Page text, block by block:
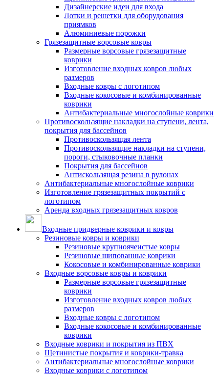
Дизайнерские идеи для входа
Лотки и решетки для оборудования
приямков
Алюминиевые порожки
Грязезащитные ворсовые ковры
Размерные ворсовые грязезащитные
коврики
Изготовление входных ковров любых
размеров
Входные ковры с логотипом
Входные кокосовые и комбинированные
коврики
Антибактериальные многослойные коврики
Противоскользящие накладки на ступени, лента,
покрытия для бассейнов
Противоскользящая лента
Противоскользящие накладки на ступени,
пороги, стыковочные планки
Покрытия для бассейнов
Антискользящая резина в рулонах
Антибактериальные многослойные коврики
Изготовление грязезащитных покрытий с
логотипом
Аренда входных грязезащитных ковров
Входные придверные коврики и ковры
Резиновые ковры и коврики
Резиновые крупноячеистые ковры
Резиновые шипованные коврики
Кокосовые и комбинированные коврики
Входные ворсовые ковры и коврики
Размерные ворсовые грязезащитные
коврики
Изготовление входных ковров любых
размеров
Входные ковры с логотипом
Входные кокосовые и комбинированные
коврики
Входные коврики и покрытия из ПВХ
Щетинистые покрытия и коврики-травка
Антибактериальные многослойные коврики
Входные коврики с логотипом